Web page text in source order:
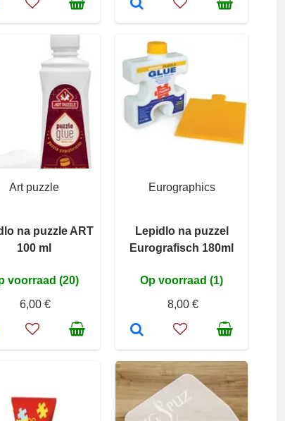
Art puzzle
na puzzle ART
100 ml
voorraad (20)
6,00 €
Eurographics
Lepidlo na puzzel
Eurografisch 180ml
Op voorraad (1)
8,00 €